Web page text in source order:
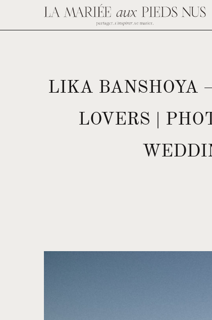
LIKA BANSHOYA
LOVERS |